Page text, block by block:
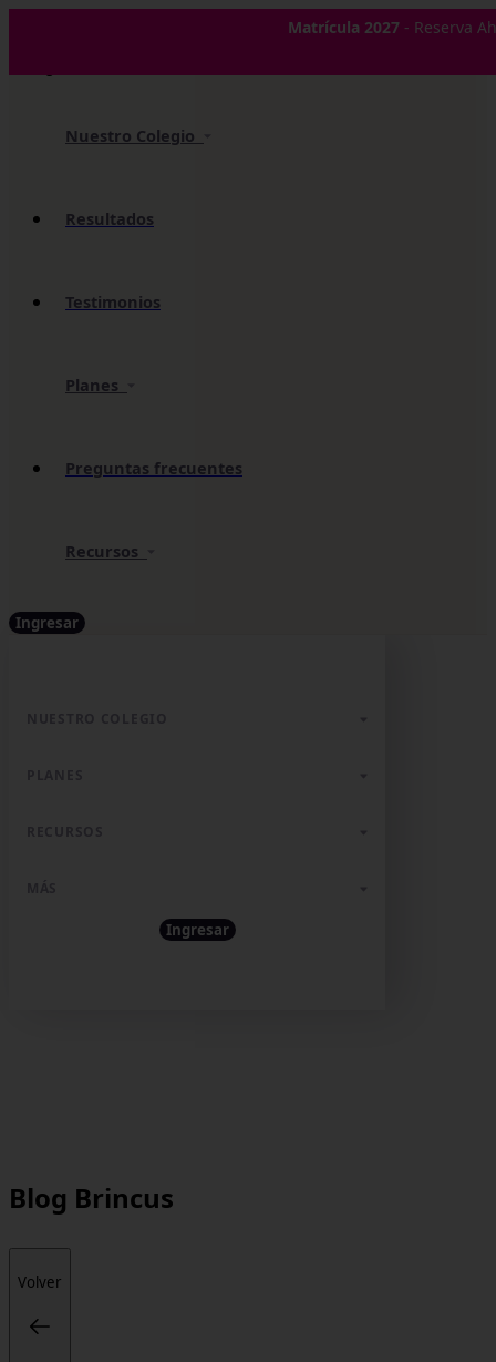
Matrícula 2027- Reserva
Nuestro Colegio
Resultados
Testimonios
Planes
Preguntas frecuentes
Recursos
Ingresar
✕
Ingresar
Blog Brincus
Volver